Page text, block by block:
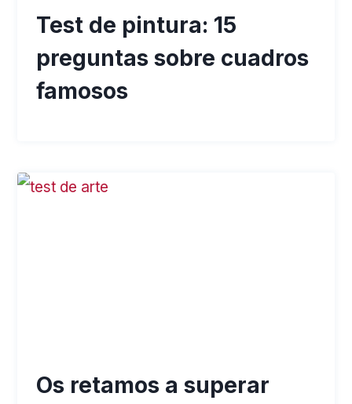
Test de pintura: 15
preguntas sobre cuadros
famosos
Os retamos a superar